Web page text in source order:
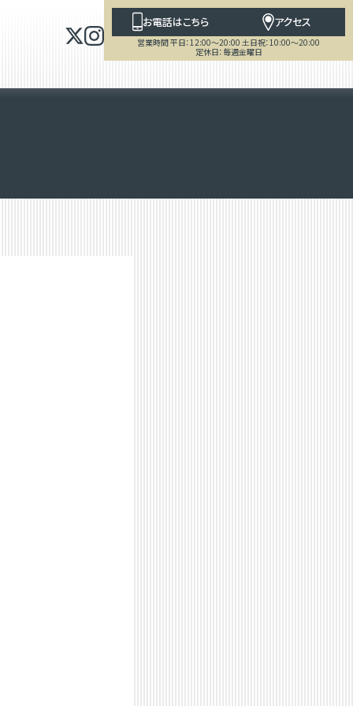
お電話はこちら アクセス
営業時間 平日：12:00～20:00 土日祝：10:00～20:00
定休日：毎週金曜日